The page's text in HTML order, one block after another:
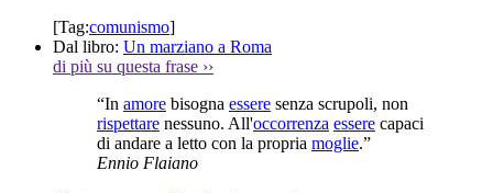
[Tag:comunismo]
Dal libro: Un marziano a Roma
di più su questa frase ››
“In amore bisogna essere senza scrupoli, non
rispettare nessuno. All'occorrenza essere capaci
di andare a letto con la propria moglie.”
Ennio Flaiano